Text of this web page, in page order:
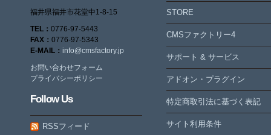
福井県福井市花堂中1-8-15
TEL： 0776-97-5443
FAX： 0776-97-5343
E-MAIL： info@cmsfactory.jp
お問い合わせフォーム
プライバシーポリシー
Follow Us
RSSフィード
STORE
CMSファクトリー4
サポート & サービス
アドオン・プラグイン
特定商取引法に基づく表記
サイト利用条件